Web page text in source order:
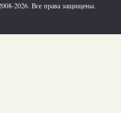
2026. Все права защищены.